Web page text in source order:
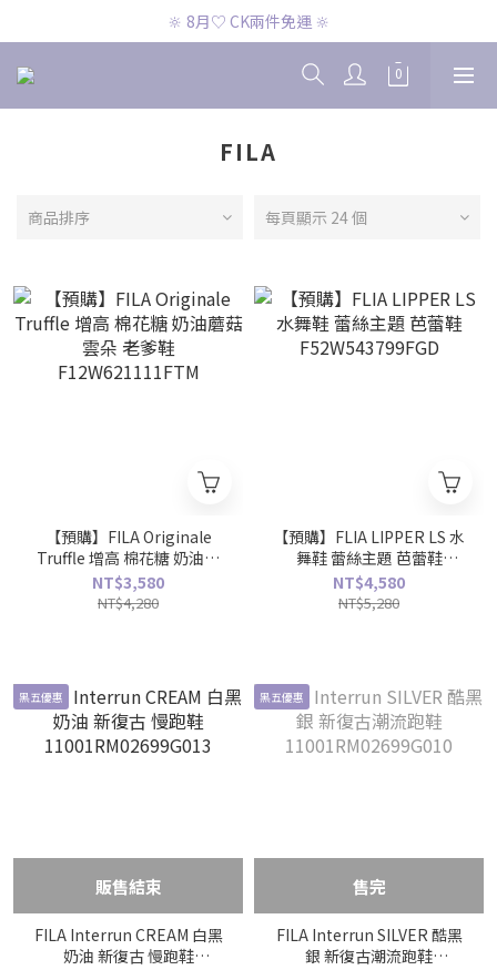
🔆 8月♡ CK兩件免運 🔆
🔆 8月♡ CK兩件免運 🔆
🔆 8月♡ 官網滿2000即免運 🔆
🔆 8月♡ CK兩件免運 🔆
FILA
商品排序 每頁顯示 24 個
【預購】FILA Originale
Truffle 增高 棉花糖 奶油蘑
菇 雲朵 老爹鞋
F12W621111FTM
NT$3,580
NT$4,280
【預購】FLIA LIPPER LS 水
舞鞋 蕾絲主題 芭蕾鞋
F52W543799FGD
NT$4,580
NT$5,280
黑五優惠
販售結束
FILA Interrun CREAM 白黑
奶油 新復古 慢跑鞋
黑五優惠
售完
FILA Interrun SILVER 酷黑
銀 新復古潮流跑鞋